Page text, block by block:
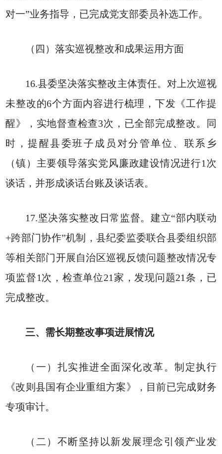
对一”业务指导，已完成党支部委员补选工作。
（四）落实巡视整改和成果运用方面
16.县委坚决落实整改主体责任。对上次巡视
未整改的6个方面内容进行梳理，下发《工作提
醒》，实地督查检查3次，已全部完成整改。同
时，提醒县委班子成员对分管单位、联系乡
（镇）主要领导落实党风廉政建设情况进行1次
谈话，并形成谈话台账及谈话表。
17.坚决落实整改日常监督。建立“部内联动
+跨部门协作”机制，县纪委监委联合县委组织部
等相关部门开展自治区巡视反馈问题整改情况专
项监督1次，检查单位21家，发现问题21条，已
完成整改。
三、需长期整改事项进展情况
（一）扎实推进全面深化改革。制定执行
《改则县国有企业重组方案》，目前已完成财务
专项审计。
（二）不断坚持以新发展理念引领产业发